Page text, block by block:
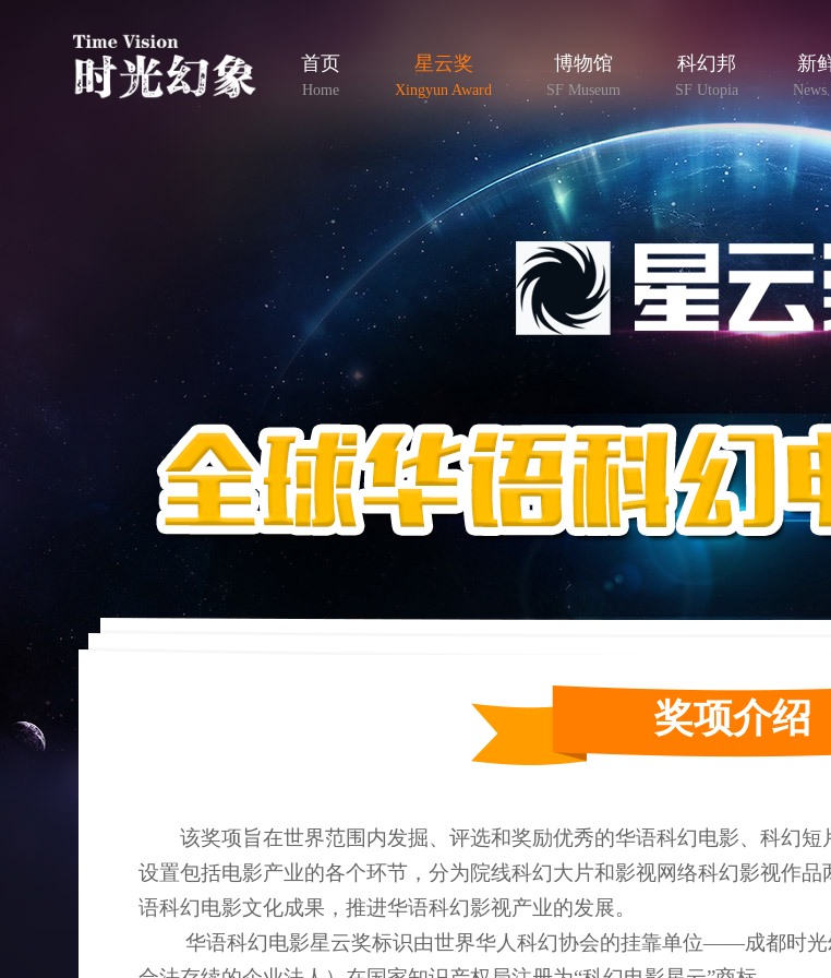
首页
Home
星云奖
Xingyun Award
博物馆
SF Museum
科幻邦
SF Utopia
新
奖项介绍
该奖项旨在世界范围内发掘、评选和奖励优秀的华语科幻电影、科幻短
设置包括电影产业的各个环节，分为院线科幻大片和影视网络科幻影视作
语科幻电影文化成果，推进华语科幻影视产业的发展。
华语科幻电影星云奖标识由世界华人科幻协会的挂靠单位——成都时光